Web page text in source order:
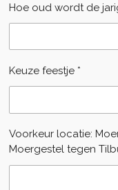
Hoe oud wordt de
Keuze feestje *
Voorkeur locatie:
Moergestel tegen